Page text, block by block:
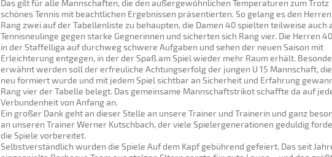
Das gilt für alle Mannschaften, die den außergewöhnlichen Temperaturen zum Trotz
schönes Tennis mit beachtlichen Ergebnissen präsentierten. So gelang es den Herren
Rang zwei auf der Tabellenliste zu behaupten, die Damen 40 spielten teilweise auch
Tennisneulinge gegen starke Gegnerinnen und sicherten sich Rang vier. Die Herren
in der Staffelliga auf durchweg schwere Aufgaben und sehen der neuen Saison mit
Erleichterung entgegen, in der der Spaß am Spiel wieder mehr Raum erhält.
erwähnt werden soll der erfreuliche Achtungserfolg der jungen U 15 Mannschaft,
neu formiert wurde und mit jedem Spiel sichtbar an Sicherheit und Erfahrung
Rang vier der Tabelle belegt. Das gemeinsame Mannschaftstrikot schaffte da auf
Verbundenheit von Anfang an.
Ein großer Dank geht an dieser Stelle an unsere Trainer und Trainerin und ganz
an unseren Trainer Werner Kutschbach, der viele Spielergenerationen geduldig
die Spiele vorbereitet.
Selbstverständlich wurden die Spiele Auf dem Kapf gebührend gefeiert. Das seit